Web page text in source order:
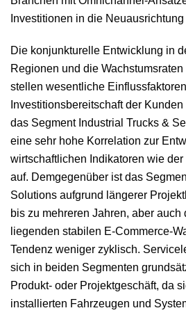
Investitionen in die
Die konjunkturelle Entwicklung in
Regionen und die
stellen wesentliche
Investitionsbereitschaft der
das Segment Industrial Trucks &
eine sehr hohe Korrelation zur
wirtschaftlichen Indikatoren wie
auf. Demgegenüber ist das
Solutions aufgrund längerer
bis zu mehreren Jahren, aber auch
liegenden stabilen E-Commerce-
Tendenz weniger zyklisch.
sich in beiden Segmenten
Produkt- oder Projektgeschäft, da
installierten Fahrzeugen und